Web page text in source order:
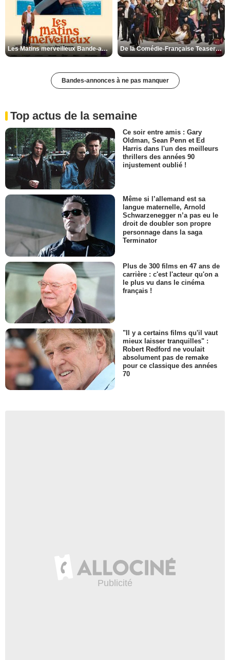
Les Matins merveilleux Bande-annonce VF De la Comédie-Française Teaser VF
Bandes-annonces à ne pas manquer
Top actus de la semaine
Ce soir entre amis : Gary
Oldman, Sean Penn et Ed
Harris dans l'un des meilleurs
thrillers des années 90
injustement oublié !
Même si l’allemand est sa
langue maternelle, Arnold
Schwarzenegger n’a pas eu le
droit de doubler son propre
personnage dans la saga
Terminator
Plus de 300 films en 47 ans de
carrière : c'est l'acteur qu'on a
le plus vu dans le cinéma
français !
"Il y a certains films qu'il vaut
mieux laisser tranquilles" :
Robert Redford ne voulait
absolument pas de remake
pour ce classique des années
70